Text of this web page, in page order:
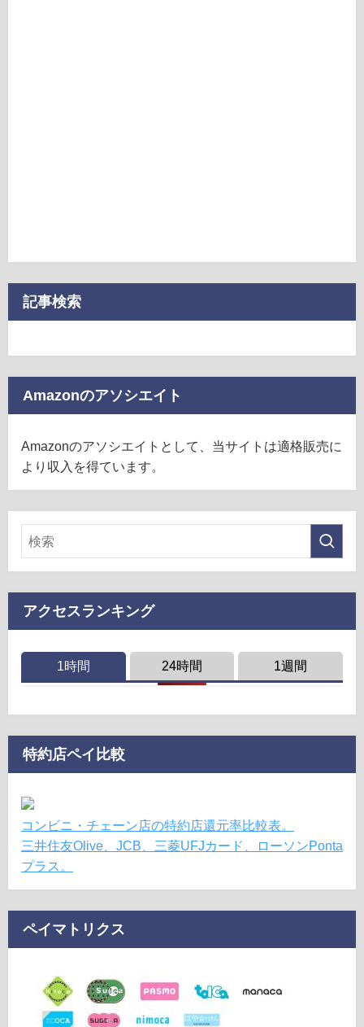
記事検索
Amazonのアソシエイト
Amazonのアソシエイトとして、当サイトは適格販売に
より収入を得ています。
アクセスランキング
1時間 24時間 1週間
特約店ペイ比較
コンビニ・チェーン店の特約店還元率比較表。
三井住友Olive、JCB、三菱UFJカード、ローソンPonta
プラス。
ペイマトリクス